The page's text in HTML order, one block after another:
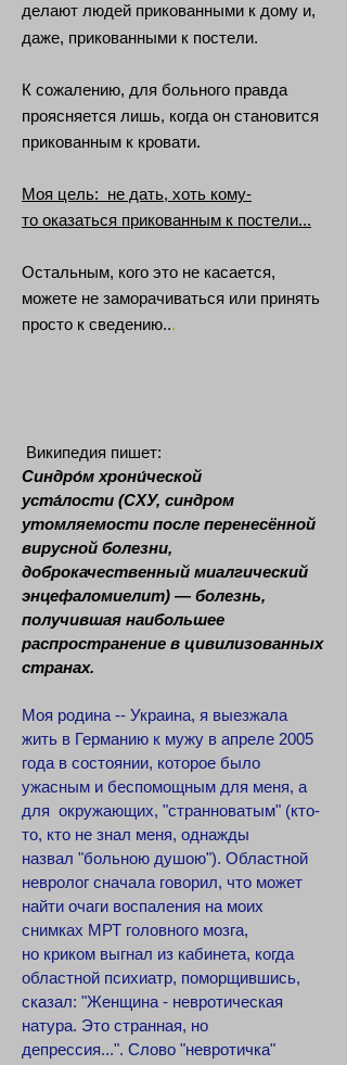
делают людей прикованными к дому и,
даже, прикованными к постели.
К сожалению, для больного правда
проясняется лишь, когда он становится
прикованным к кровати.
Моя цель: не дать, хоть кому-
то оказаться прикованным к постели...
Остальным, кого это не касается,
можете не заморачиваться или принять
просто к сведению...
Википедия пишет:
Синдро́м хрони́ческой
уста́лости (СХУ, синдром
утомляемости после перенесённой
вирусной болезни,
доброкачественный миалгический
энцефаломиелит) — болезнь,
получившая наибольшее
распространение в цивилизованных
странах.
Моя родина -- Украина, я выезжала
жить в Германию к мужу в апреле 2005
года в состоянии, которое было
ужасным и беспомощным для меня, а
для окружающих, "странноватым" (кто-
то, кто не знал меня, однажды
назвал "больною душою"). Областной
невролог сначала говорил, что может
найти очаги воспаления на моих
снимках МРТ головного мозга,
но криком выгнал из кабинета, когда
областной психиатр, поморщившись,
сказал: "Женщина - невротическая
натура. Это странная, но
депрессия...". Слово "невротичка"